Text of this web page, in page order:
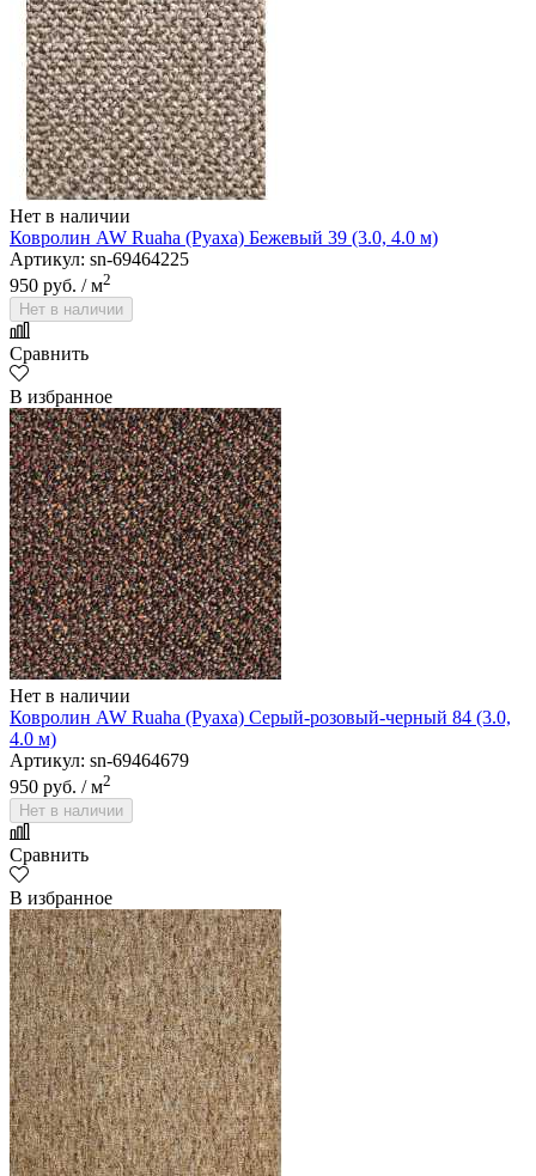
Нет в наличии
Ковролин AW Ruaha (Руаха) Бежевый 39 (3.0, 4.0 м)
Артикул: sn-69464225
950 руб. / м2
Нет в наличии
Сравнить
В избранное
Нет в наличии
Ковролин AW Ruaha (Руаха) Серый-розовый-черный 84 (3.0,
4.0 м)
Артикул: sn-69464679
950 руб. / м2
Нет в наличии
Сравнить
В избранное